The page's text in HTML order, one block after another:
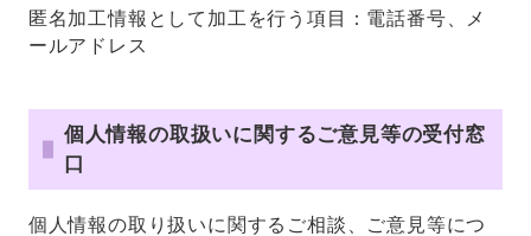
匿名加工情報として加工を行う項目：電話番号、メ
ールアドレス
個人情報の取扱いに関するご意見等の受付窓
口
個人情報の取り扱いに関するご相談、ご意見等につ